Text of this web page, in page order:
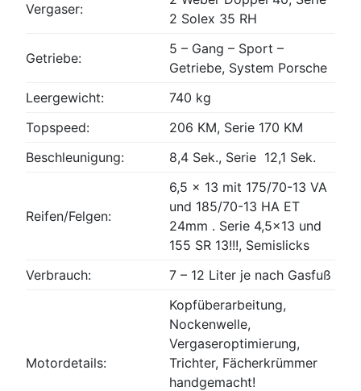
Vergaser:
2 Solex 35 RH
Getriebe:
5 – Gang – Sport –
Getriebe, System Porsche
Leergewicht:
740 kg
Topspeed:
206 KM, Serie 170 KM
Beschleunigung:
8,4 Sek., Serie 12,1 Sek.
Reifen/Felgen:
6,5 x 13 mit 175/70-13 VA
und 185/70-13 HA ET
24mm . Serie 4,5×13 und
155 SR 13!!!, Semislicks
Verbrauch:
7 – 12 Liter je nach Gasfuß
Motordetails:
Kopfüberarbeitung,
Nockenwelle,
Vergaseroptimierung,
Trichter, Fächerkrümmer
handgemacht!